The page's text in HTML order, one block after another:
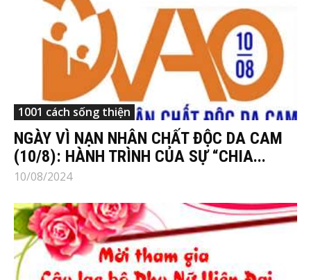
1001 cách sống thiện
NGÀY VÌ NẠN NHÂN CHẤT ĐỘC DA CAM
(10/8): HÀNH TRÌNH CỦA SỰ “CHIA...
10/08/2024